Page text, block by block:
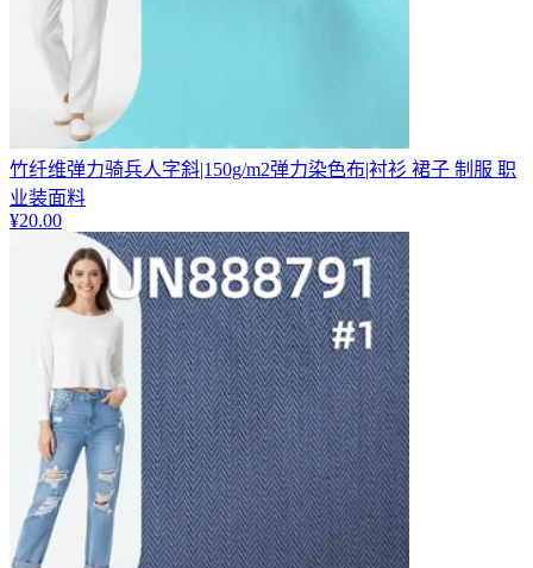
竹纤维弹力骑兵人字斜|150g/m2弹力染色布|衬衫 裙子 制服 职
业装面料
¥20.00